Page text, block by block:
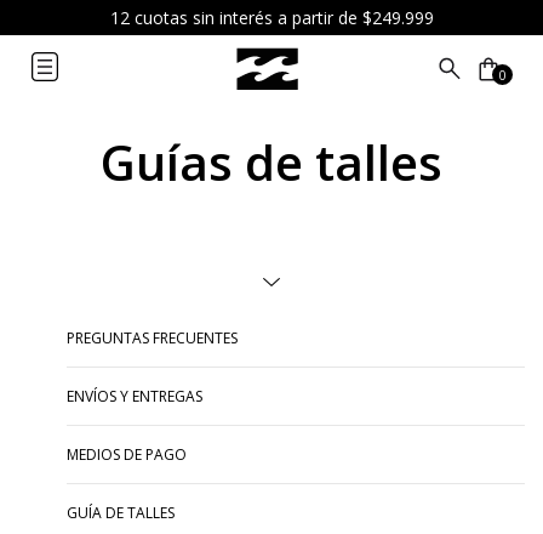
12 cuotas sin interés a partir de $249.999
0
Guías de talles
PREGUNTAS FRECUENTES
ENVÍOS Y ENTREGAS
MEDIOS DE PAGO
GUÍA DE TALLES